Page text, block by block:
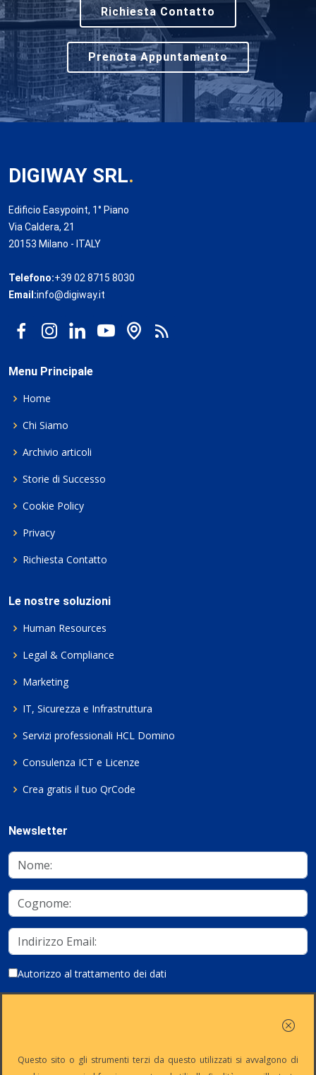
Richiesta Contatto
Prenota Appuntamento
DIGIWAY SRL.
Edificio Easypoint, 1° Piano
Via Caldera, 21
20153 Milano - ITALY
Telefono:+39 02 8715 8030
Email:info@digiway.it
Menu Principale
Home
Chi Siamo
Archivio articoli
Storie di Successo
Cookie Policy
Privacy
Richiesta Contatto
Le nostre soluzioni
Human Resources
Legal & Compliance
Marketing
IT, Sicurezza e Infrastruttura
Servizi professionali HCL Domino
Consulenza ICT e Licenze
Crea gratis il tuo QrCode
Newsletter
Autorizzo al trattamento dei dati
Questo sito o gli strumenti terzi da questo utilizzati si avvalgono di